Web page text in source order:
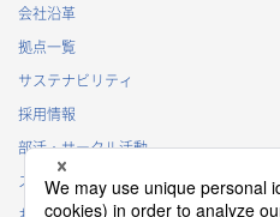
会社沿革
拠点一覧
サステナビリティ
採用情報
部活・サークル活動
スポンサー活動